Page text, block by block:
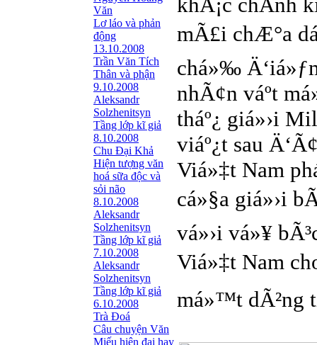
Văn
Lơ láo và phản
động
13.10.2008
Trần Văn Tích
Thân và phận
9.10.2008
Aleksandr
Solzhenitsyn
Tầng lớp kĩ giả
8.10.2008
Chu Đại Khả
Hiện tượng văn
hoá sữa độc và
sỏi não
8.10.2008
Aleksandr
Solzhenitsyn
Tầng lớp kĩ giả
7.10.2008
Aleksandr
Solzhenitsyn
Tầng lớp kĩ giả
6.10.2008
Trà Đoá
Câu chuyện Văn
Miếu hiện đại hay
mÃ£i chÆ°a
chá»‰
nhÃ¢n váº­t
tháº¿ giá»›i
viáº¿t sau
Viá»‡t Nam
cá»§a giá»›i
vá»›i vá»¥
Viá»‡t Nam
má»™t dÃ²ng